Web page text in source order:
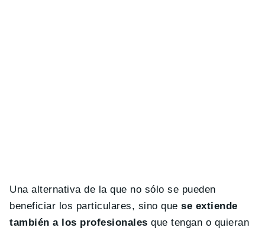
Una alternativa de la que no sólo se pueden
beneficiar los particulares, sino quese extiende
también a los profesionales que tengan o quieran